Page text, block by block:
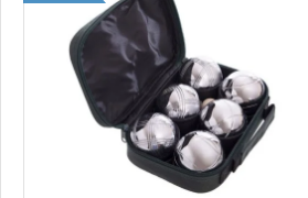
Козырек теннисный женский
Joma 400635-002 Оранжевый